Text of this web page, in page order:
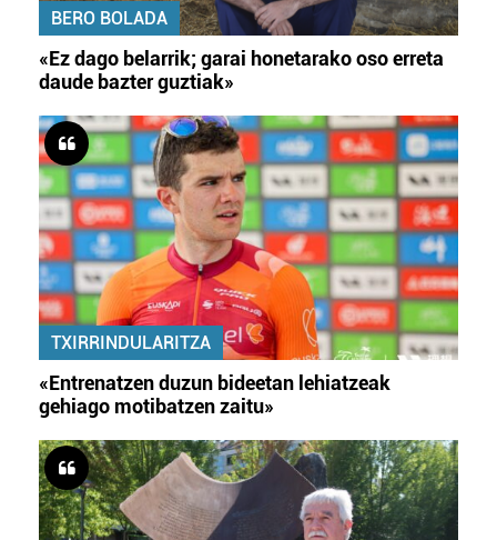
BERO BOLADA
«Ez dago belarrik; garai honetarako oso erreta
daude bazter guztiak»
TXIRRINDULARITZA
«Entrenatzen duzun bideetan lehiatzeak
gehiago motibatzen zaitu»